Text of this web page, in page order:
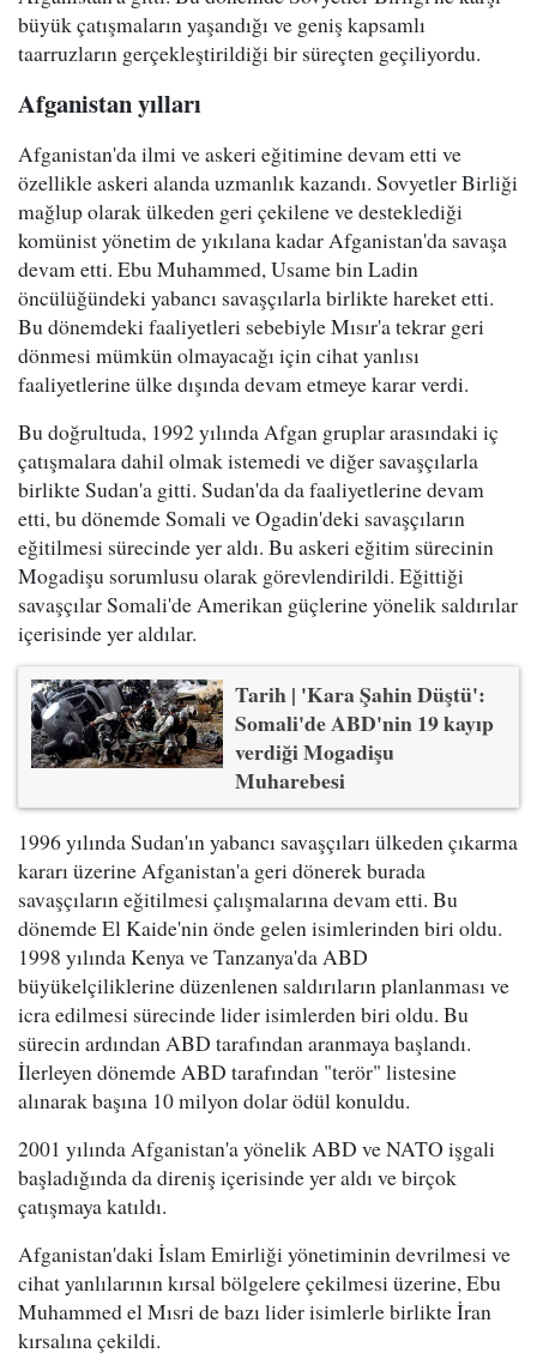
büyük çatışmaların yaşandığı ve geniş kapsamlı
taarruzların gerçekleştirildiği bir süreçten geçiliyordu.
Afganistan yılları
Afganistan'da ilmi ve askeri eğitimine devam etti ve
özellikle askeri alanda uzmanlık kazandı. Sovyetler Birliği
mağlup olarak ülkeden geri çekilene ve desteklediği
komünist yönetim de yıkılana kadar Afganistan'da savaşa
devam etti. Ebu Muhammed, Usame bin Ladin
öncülüğündeki yabancı savaşçılarla birlikte hareket etti.
Bu dönemdeki faaliyetleri sebebiyle Mısır'a tekrar geri
dönmesi mümkün olmayacağı için cihat yanlısı
faaliyetlerine ülke dışında devam etmeye karar verdi.
Bu doğrultuda, 1992 yılında Afgan gruplar arasındaki iç
çatışmalara dahil olmak istemedi ve diğer savaşçılarla
birlikte Sudan'a gitti. Sudan'da da faaliyetlerine devam
etti, bu dönemde Somali ve Ogadin'deki savaşçıların
eğitilmesi sürecinde yer aldı. Bu askeri eğitim sürecinin
Mogadişu sorumlusu olarak görevlendirildi. Eğittiği
savaşçılar Somali'de Amerikan güçlerine yönelik saldırılar
içerisinde yer aldılar.
Tarih | 'Kara Şahin Düştü':
Somali'de ABD'nin 19 kayıp
verdiği Mogadişu
Muharebesi
1996 yılında Sudan'ın yabancı savaşçıları ülkeden çıkarma
kararı üzerine Afganistan'a geri dönerek burada
savaşçıların eğitilmesi çalışmalarına devam etti. Bu
dönemde El Kaide'nin önde gelen isimlerinden biri oldu.
1998 yılında Kenya ve Tanzanya'da ABD
büyükelçiliklerine düzenlenen saldırıların planlanması ve
icra edilmesi sürecinde lider isimlerden biri oldu. Bu
sürecin ardından ABD tarafından aranmaya başlandı.
İlerleyen dönemde ABD tarafından "terör" listesine
alınarak başına 10 milyon dolar ödül konuldu.
2001 yılında Afganistan'a yönelik ABD ve NATO işgali
başladığında da direniş içerisinde yer aldı ve birçok
çatışmaya katıldı.
Afganistan'daki İslam Emirliği yönetiminin devrilmesi ve
cihat yanlılarının kırsal bölgelere çekilmesi üzerine, Ebu
Muhammed el Mısri de bazı lider isimlerle birlikte İran
kırsalına çekildi.